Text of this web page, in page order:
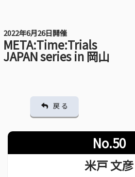
2022年6月26日開催
META:Time:Trials
JAPAN series in 岡山
戻 る
No.50
米戸 文彦